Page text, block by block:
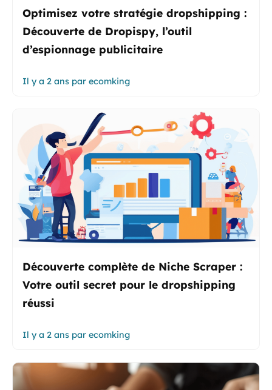
Optimisez votre stratégie dropshipping :
Découverte de Dropispy, l’outil
d’espionnage publicitaire
Il y a 2 ans par ecomking
Découverte complète de Niche Scraper :
Votre outil secret pour le dropshipping
réussi
Il y a 2 ans par ecomking